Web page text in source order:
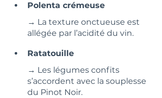
Polenta crémeuse
→ La texture onctueuse est
allégée par l’acidité du vin.
Ratatouille
→ Les légumes confits
s’accordent avec la souplesse
du Pinot Noir.